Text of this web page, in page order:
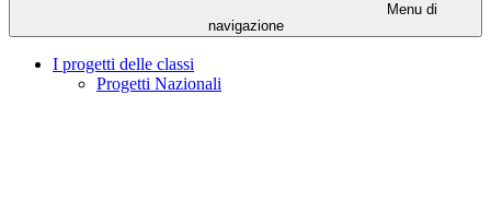
Menu di
navigazione
I progetti delle classi
Progetti Nazionali